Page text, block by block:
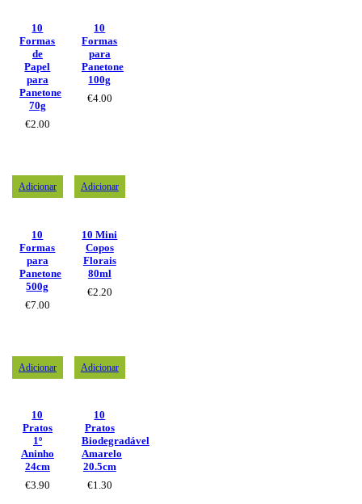
10
Formas
de
Papel
para
Panetone
70g
€2.00
10
Formas
para
Panetone
100g
€4.00
Adicionar
10
Formas
para
Panetone
500g
€7.00
Adicionar
10 Mini
Copos
Florais
80ml
€2.20
Adicionar
10
Pratos
1º
Aninho
24cm
€3.90
Adicionar
10
Pratos
Biodegradável
Amarelo
20.5cm
€1.30